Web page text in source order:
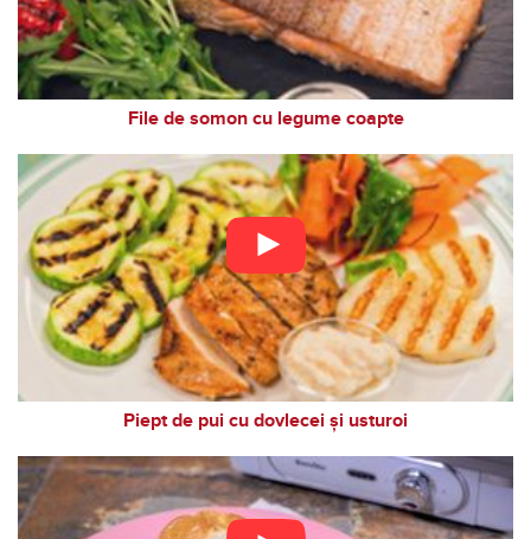
File de somon cu legume coapte
Piept de pui cu dovlecei și usturoi